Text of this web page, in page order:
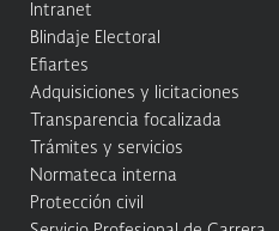
Intranet
Blindaje Electoral
Efiartes
Adquisiciones y licitaciones
Transparencia focalizada
Trámites y servicios
Normateca interna
Protección civil